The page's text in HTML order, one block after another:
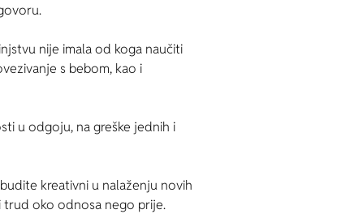
nije imala od koga naučiti
s bebom, kao i
u odgoju, na greške jednih i
kreativni u nalaženju novih
trud oko odnosa nego prije.